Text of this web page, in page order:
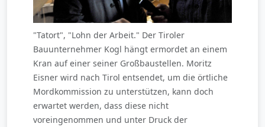
"Tatort", "Lohn der Arbeit." Der Tiroler
Bauunternehmer Kogl hängt ermordet an einem
Kran auf einer seiner Großbaustellen. Moritz
Eisner wird nach Tirol entsendet, um die örtliche
Mordkommission zu unterstützen, kann doch
erwartet werden, dass diese nicht
voreingenommen und unter Druck der